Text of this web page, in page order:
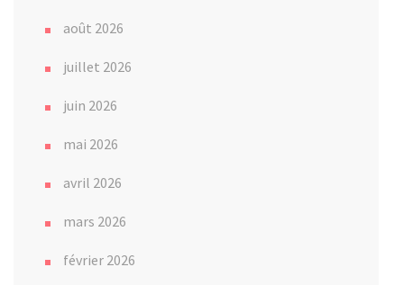
août 2026
juillet 2026
juin 2026
mai 2026
avril 2026
mars 2026
février 2026